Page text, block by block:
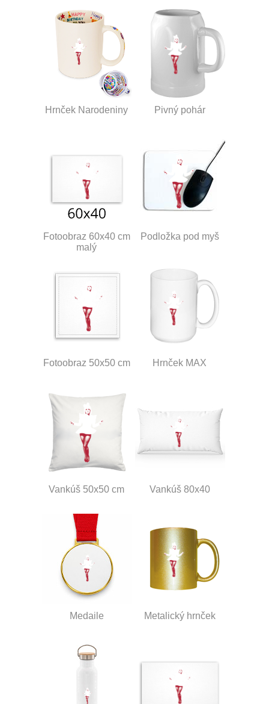
Hrnček Narodeniny Pivný pohár
Fotoobraz 60x40 cm
malý
Podložka pod myš
Fotoobraz 50x50 cm Hrnček MAX
Vankúš 50x50 cm Vankúš 80x40
Medaile Metalický hrnček